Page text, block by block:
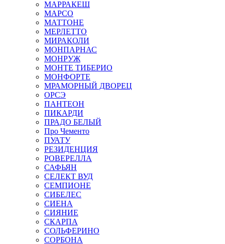
МАРРАКЕШ
МАРСО
МАТТОНЕ
МЕРЛЕТТО
МИРАКОЛИ
МОНПАРНАС
МОНРУЖ
МОНТЕ ТИБЕРИО
МОНФОРТЕ
МРАМОРНЫЙ ДВОРЕЦ
ОРСЭ
ПАНТЕОН
ПИКАРДИ
ПРАДО БЕЛЫЙ
Про Чементо
ПУАТУ
РЕЗИДЕНЦИЯ
РОВЕРЕЛЛА
САФЬЯН
СЕЛЕКТ ВУД
СЕМПИОНЕ
СИБЕЛЕС
СИЕНА
СИЯНИЕ
СКАРПА
СОЛЬФЕРИНО
СОРБОНА